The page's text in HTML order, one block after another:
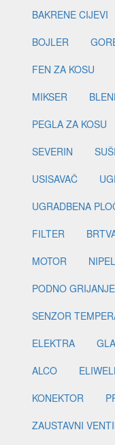
BAKRENE CIJEVI
BOJLER
FEN ZA KOSU
MIKSER
PEGLA ZA KOSU
SEVERIN
USISAVAČ
UGRADBENA
FILTER
MOTOR
NIPEL
PODNO GRIJANJE
SENZOR
ELEKTRA
ALCO
KONEKTOR
ZAUSTAVNI